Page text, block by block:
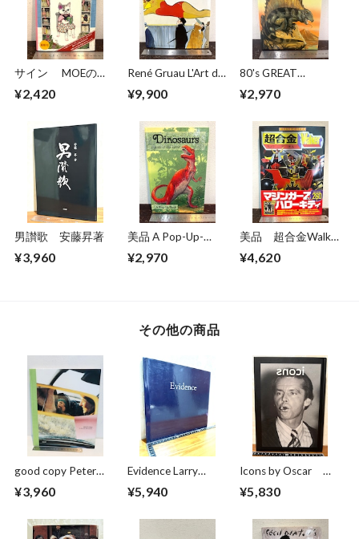
サイン MOEのえ
こ ヒグチユウコ
¥2,420
René Gruau L'Art de
of Advertising
¥9,900
80's GREAT
Pop−Up Book
¥2,970
男讃歌 安藤昇著
¥3,960
美品 A Pop-Up-
Giants of the Earth
¥2,970
美品 超合金Walkar
誕生40周年記念
¥4,620
その他の商品
good copy Peter
¥3,960
Evidence Larry
¥5,940
Icons by Oscar
photographer Oscar
¥5,830